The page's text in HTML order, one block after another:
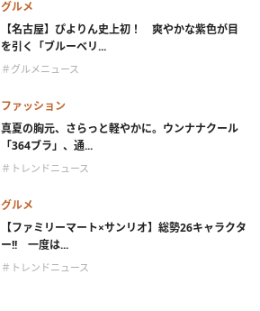
グルメ
【名古屋】ぴよりん史上初！ 爽やかな紫色が目
を引く「ブルーベリ...
＃グルメニュース
ファッション
真夏の胸元、さらっと軽やかに。ウンナナクール
「364ブラ」、通...
＃トレンドニュース
グルメ
【ファミリーマート×サンリオ】総勢26キャラクタ
ー!! 一度は...
＃トレンドニュース